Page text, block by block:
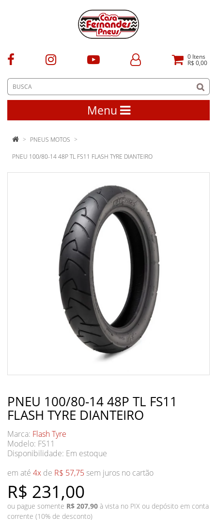
0 Itens
R$ 0,00
Menu
PNEUS MOTOS
PNEU 100/80-14 48P TL FS11 FLASH TYRE DIANTEIRO
PNEU 100/80-14 48P TL FS11
FLASH TYRE DIANTEIRO
Marca: Flash Tyre
Modelo: FS11
Disponibilidade: Em estoque
R$ 231,00
em até 4x de R$ 57,75 sem juros no cartão
ou pague somente R$ 207,90 à vista no PIX ou depósito em conta
corrente (10% de desconto)